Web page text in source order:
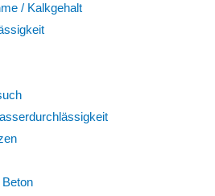
/ Kalkgehalt